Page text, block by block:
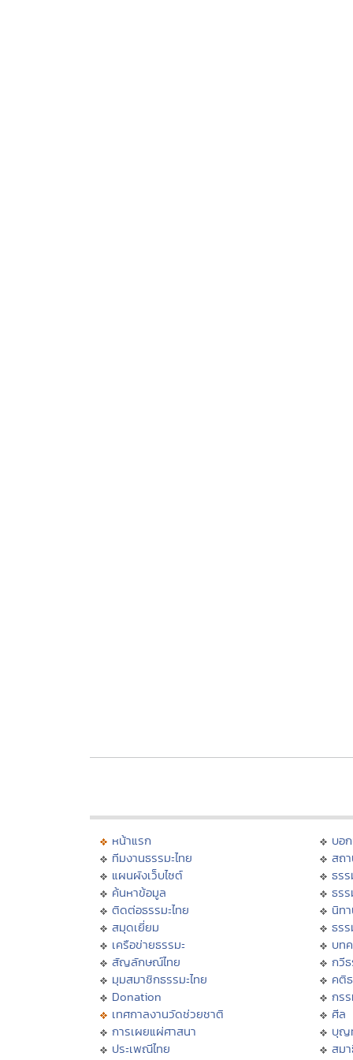
หน้าแรก
ทีมงานธรรมะไทย
แผนผังเว็บไซต์
ค้นหาข้อมูล
ติดต่อธรรมะไทย
สมุดเยี่ยม
เครือข่ายธรรมะ
สัญลักษณ์ไทย
มุมสมาชิกธรรมะไทย
Donation
เทศกาลงานวัดช่วยชาติ
การเผยแผ่ศาสนา
ประเพณีไทย
บอ
สถ
ธร
ธร
นิท
ธร
บท
กวีธ
คติ
กร
ศีล
บุญ
สม